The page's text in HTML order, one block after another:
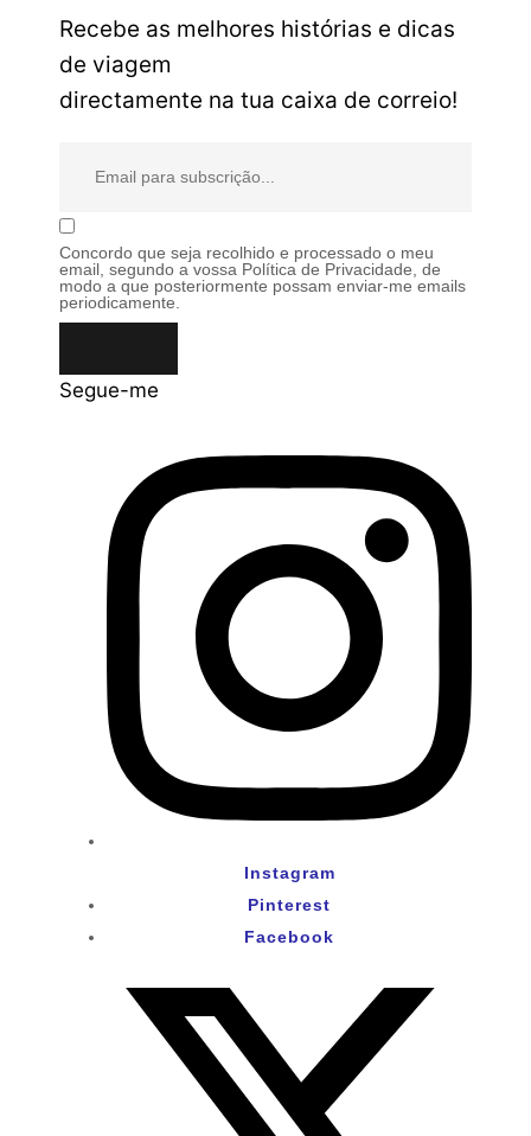
Recebe as melhores histórias e dicas
de viagem
directamente na tua caixa de correio!
Concordo que seja recolhido e processado o meu
email, segundo a vossa Política de Privacidade, de
modo a que posteriormente possam enviar-me emails
periodicamente.
Segue-me
Instagram
Pinterest
Facebook